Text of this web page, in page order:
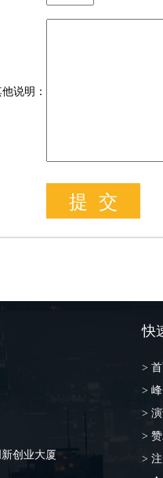
说明：
创业大厦
快
>
>
>
>
>